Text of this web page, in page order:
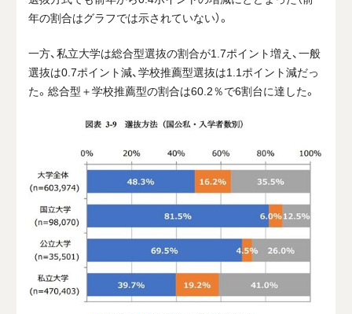
年の割合はグラフでは示されていない）。
一方、私立大学は総合型選抜の割合が1.7ポイント増え、一般
選抜は0.7ポイント減、学校推薦型選抜は1.1 ポイント減だっ
た。総合型＋学校推薦型の割合は60.2％で6割台に達した。